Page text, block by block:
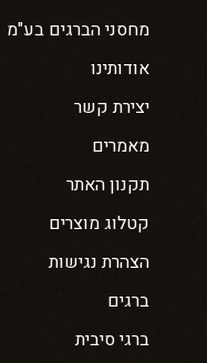
מחסני הברגים בע"מ
אודותינו
יצירת קשר
מאמרים
תקנון האתר
קטלוג מוצרים
הצהרת נגישות
ברגים
ברגי סיבית